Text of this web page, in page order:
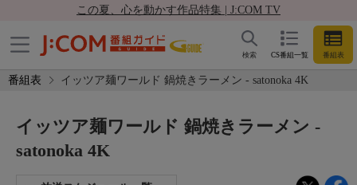
この夏、心を動かす作品特集 | J:COM TV
CS番組一覧 番組表
検索
番組表 イッツア麺ワールド 鍋焼きラーメン - satonoka 4K
イッツア麺ワールド 鍋焼きラーメン -
satonoka 4K